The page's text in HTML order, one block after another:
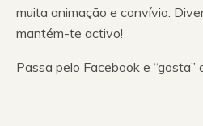
muita animação e convívio.
mantém-te activo!
Passa pelo Facebook e “gosta”